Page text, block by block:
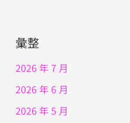
彙整
2026 年 7 月
2026 年 6 月
2026 年 5 月